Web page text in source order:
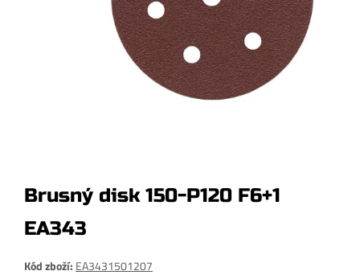
Brusný disk 150-P120 F6+1
EA343
Kód zboží: EA3431501207